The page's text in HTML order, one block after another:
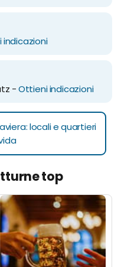
indicazioni
-Ottieni indicazioni
locali e quartieri
top